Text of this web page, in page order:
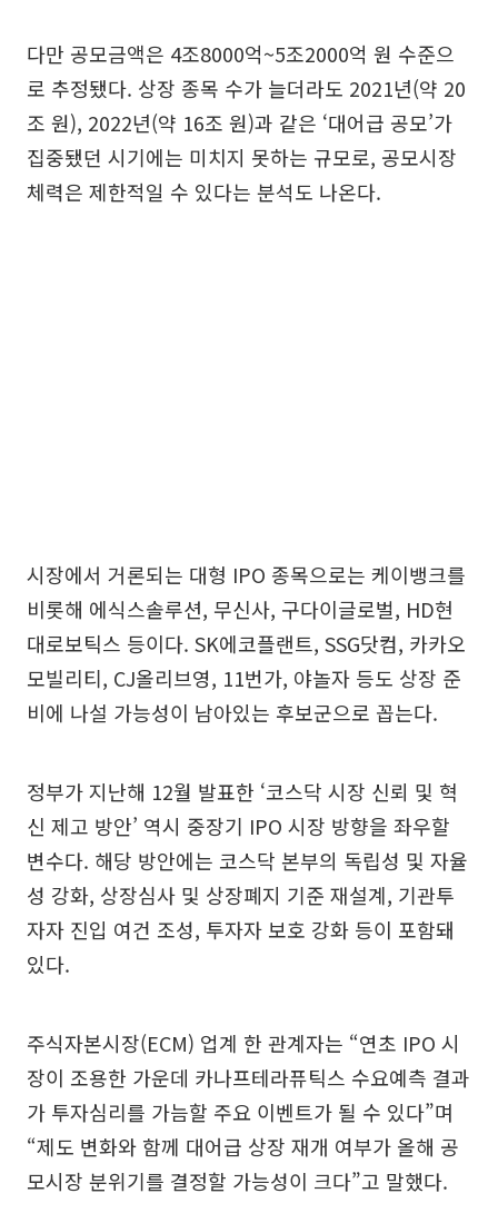
다만 공모금액은 4조8000억~5조2000억 원 수준으
로 추정됐다. 상장 종목 수가 늘더라도 2021년(약 20
조 원), 2022년(약 16조 원)과 같은 ‘대어급 공모’가
집중됐던 시기에는 미치지 못하는 규모로, 공모시장
체력은 제한적일 수 있다는 분석도 나온다.
시장에서 거론되는 대형 IPO 종목으로는 케이뱅크를
비롯해 에식스솔루션, 무신사, 구다이글로벌, HD현
대로보틱스 등이다. SK에코플랜트, SSG닷컴, 카카오
모빌리티, CJ올리브영, 11번가, 야놀자 등도 상장 준
비에 나설 가능성이 남아있는 후보군으로 꼽는다.
정부가 지난해 12월 발표한 ‘코스닥 시장 신뢰 및 혁
신 제고 방안’ 역시 중장기 IPO 시장 방향을 좌우할
변수다. 해당 방안에는 코스닥 본부의 독립성 및 자율
성 강화, 상장심사 및 상장폐지 기준 재설계, 기관투
자자 진입 여건 조성, 투자자 보호 강화 등이 포함돼
있다.
주식자본시장(ECM) 업계 한 관계자는 “연초 IPO 시
장이 조용한 가운데 카나프테라퓨틱스 수요예측 결과
가 투자심리를 가늠할 주요 이벤트가 될 수 있다”며
“제도 변화와 함께 대어급 상장 재개 여부가 올해 공
모시장 분위기를 결정할 가능성이 크다”고 말했다.